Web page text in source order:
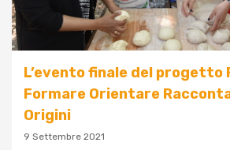
L’evento finale del progetto
Formare Orientare
Origini
9 Settembre 2021